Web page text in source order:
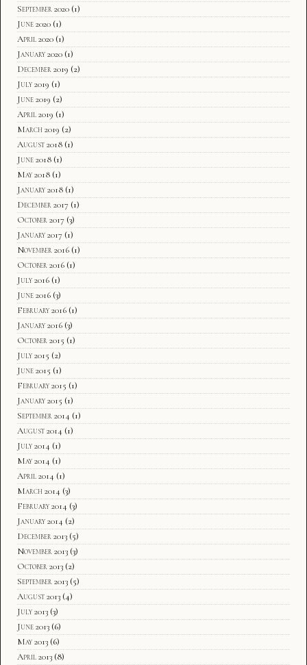
September 2020 (1)
June 2020 (1)
April 2020 (1)
January 2020 (1)
December 2019 (2)
July 2019 (1)
June 2019 (2)
April 2019 (1)
March 2019 (2)
August 2018 (1)
June 2018 (1)
May 2018 (1)
January 2018 (1)
December 2017 (1)
October 2017 (3)
January 2017 (1)
November 2016 (1)
October 2016 (1)
July 2016 (1)
June 2016 (3)
February 2016 (1)
January 2016 (3)
October 2015 (1)
July 2015 (2)
June 2015 (1)
February 2015 (1)
January 2015 (1)
September 2014 (1)
August 2014 (1)
July 2014 (1)
May 2014 (1)
April 2014 (1)
March 2014 (3)
February 2014 (3)
January 2014 (2)
December 2013 (5)
November 2013 (3)
October 2013 (2)
September 2013 (5)
August 2013 (4)
July 2013 (3)
June 2013 (6)
May 2013 (6)
April 2013 (8)